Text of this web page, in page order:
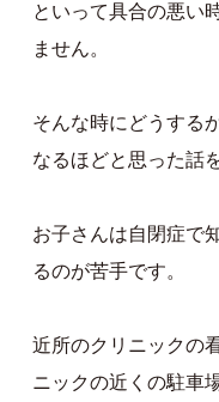
といって具合の悪い
ません。
そんな時にどうする
なるほどと思った話
お子さんは自閉症で
るのが苦手です。
近所のクリニックの
ニックの近くの駐車